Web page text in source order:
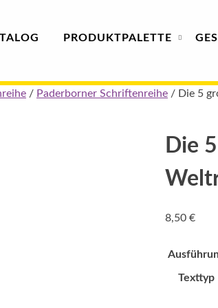
PRODUKT PALETTE
/ Paderborner Schriftenreihe / Die 5
Die
8,50 €
Texttyp